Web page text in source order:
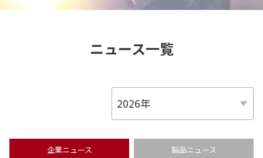
ニュース一覧
企業ニュース 製品ニュース